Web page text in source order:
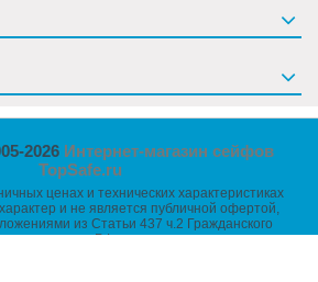
2026 Интернет-магазин сейфов
TopSafe.ru
ценах и технических характеристиках
и не является публичной офертой,
из Статьи 437 ч.2 Гражданского
кодекса РФ.